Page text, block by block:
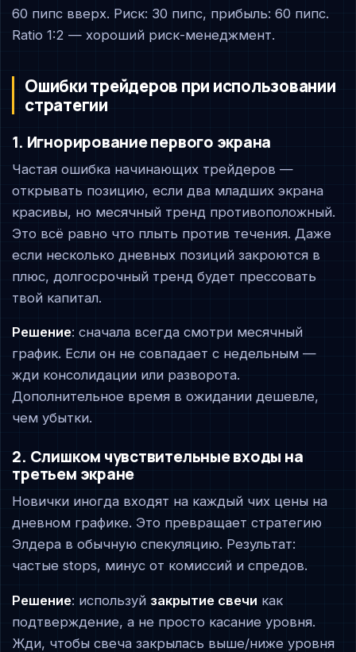
60 пипс вверх. Риск: 30 пипс, прибыль: 60 пипс.
Ratio 1:2 — хороший риск-менеджмент.
Ошибки трейдеров при использовании
стратегии
1. Игнорирование первого экрана
Частая ошибка начинающих трейдеров —
открывать позицию, если два младших экрана
красивы, но месячный тренд противоположный.
Это всё равно что плыть против течения. Даже
если несколько дневных позиций закроются в
плюс, долгосрочный тренд будет прессовать
твой капитал.
Решение: сначала всегда смотри месячный
график. Если он не совпадает с недельным —
жди консолидации или разворота.
Дополнительное время в ожидании дешевле,
чем убытки.
2. Слишком чувствительные входы на
третьем экране
Новички иногда входят на каждый чих цены на
дневном графике. Это превращает стратегию
Элдера в обычную спекуляцию. Результат:
частые stops, минус от комиссий и спредов.
Решение: используй закрытие свечи как
подтверждение, а не просто касание уровня.
Жди, чтобы свеча закрылась выше/ниже уровня